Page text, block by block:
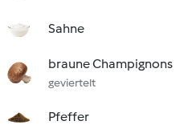
Sahne
braune Champignons
geviertelt
Pfeffer